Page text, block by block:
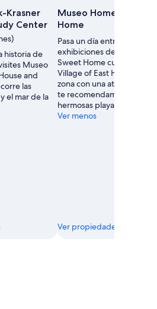
Krasner
Center
historia de
Museo
and
las
el mar de la
Museo Home Sweet
Home
Pasa un día entre las
exhibiciones del Museo
Sweet Home cuando
Village of East Hampton.
zona con una atmósfera
te recomendamos visitar
hermosas playas.
Ver menos
Ver propiedades